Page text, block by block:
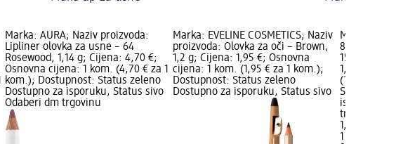
Marka: AURA; Naziv proizvoda:
Lipliner olovka za usne – 64
Rosewood, 1,14 g; Cijena: 4,70 €;
Osnovna cijena: 1 kom. (4,70 € za 1
kom.); Dostupnost: Status zeleno
Dostupno za isporuku, Status sivo
Odaberi dm trgovinu
Marka: EVELINE COSMETICS; Naziv
proizvoda: Olovka za oči – Brown,
1,2 g; Cijena: 1,95 €; Osnovna
cijena: 1 kom. (1,95 € za 1 kom.);
Dostupnost: Status zeleno
Dostupno za isporuku, Status sivo
Marka:
8h matte
15 Vintage
1,90 €;
(1,90 € za
Status
isporuku,
trgovinu
1,90 €
1 kom.